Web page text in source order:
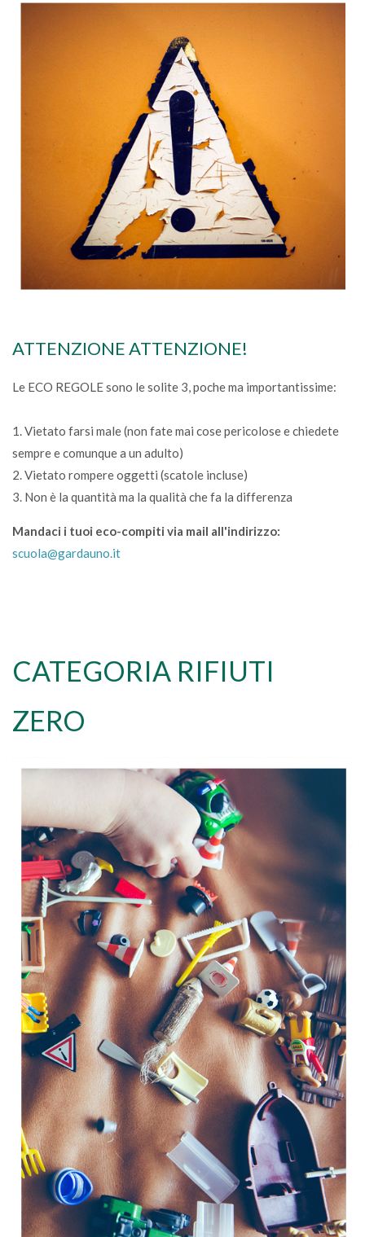
ATTENZIONE ATTENZIONE!
Le ECO REGOLE sono le solite 3, poche ma importantissime:
1. Vietato farsi male (non fate mai cose pericolose e chiedete
sempre e comunque a un adulto)
2. Vietato rompere oggetti (scatole incluse)
3. Non è la quantità ma la qualità che fa la differenza
Mandaci i tuoi eco-compiti via mail all'indirizzo:
scuola@gardauno.it
CATEGORIA RIFIUTI
ZERO